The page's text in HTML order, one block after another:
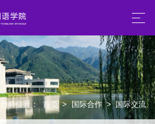
当前位置： 首页 > 国际合作 > 国际交流